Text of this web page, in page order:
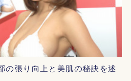
の張り向上と美肌の秘訣を述